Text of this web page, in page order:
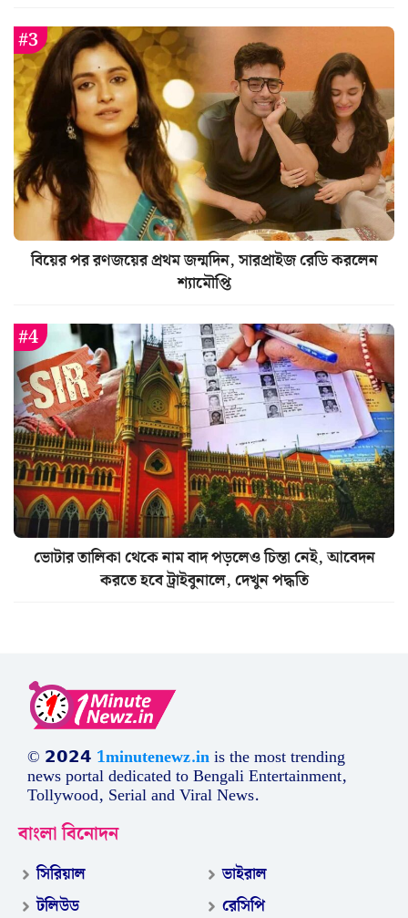
বিয়ের পর রণজয়ের প্রথম জন্মদিন, সারপ্রাইজ রেডি করলেন
শ্যামৌপ্তি
ভোটার তালিকা থেকে নাম বাদ পড়লেও চিন্তা নেই, আবেদন
করতে হবে ট্রাইবুনালে, দেখুন পদ্ধতি
© 𝟮𝟬𝟮𝟰 1minutenewz.inis the most trending
news portal dedicated to Bengali Entertainment,
Tollywood, Serial and Viral News.
বাংলা বিনোদন
সিরিয়াল
টলিউড
ভাইরাল
রেসিপি